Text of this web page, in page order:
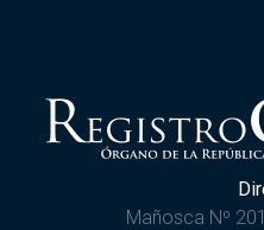
Mañosca Nº